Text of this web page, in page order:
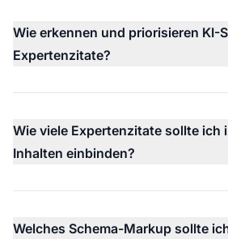
Wie erkennen und priorisieren KI-
Expertenzitate?
Wie viele Expertenzitate sollte ich
Inhalten einbinden?
Welches Schema-Markup sollte